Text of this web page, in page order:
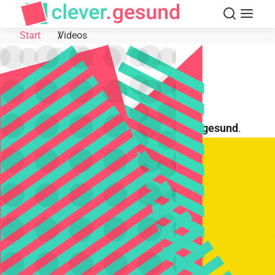
Skip to Content Suche
Start
Videos
Videos
Hier findest du alle Videos vonclever.gesund.